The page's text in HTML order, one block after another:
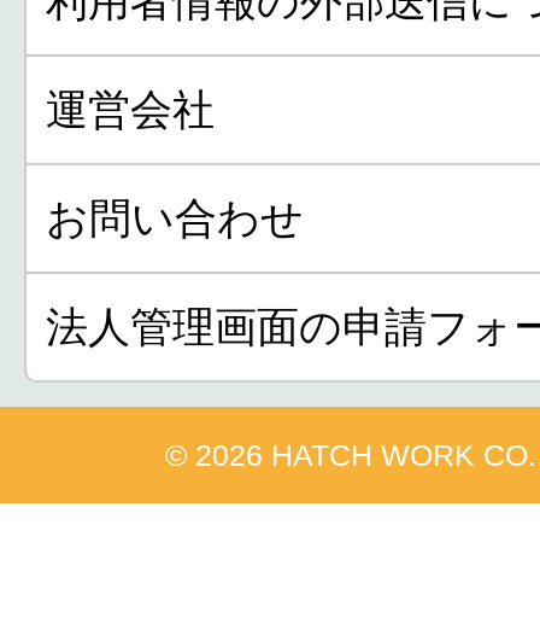
運営会社
お問い合わせ
法人管理画面の申請フォ
© 2026 HATCH WORK